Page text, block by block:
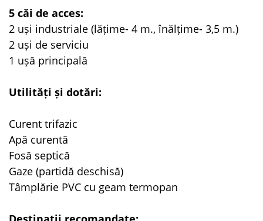
5 căi de acces:
2 uși industriale (lățime- 4 m., înălțime- 3,5 m.)
2 uși de serviciu
1 ușă principală
Utilități și dotări:
Curent trifazic
Apă curentă
Fosă septică
Gaze (partidă deschisă)
Tâmplărie PVC cu geam termopan